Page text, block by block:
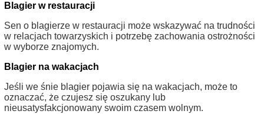
Blagier w restauracji
Sen o blagierze w restauracji może wskazywać na trudności
w relacjach towarzyskich i potrzebę zachowania ostrożności
w wyborze znajomych.
Blagier na wakacjach
Jeśli we śnie blagier pojawia się na wakacjach, może to
oznaczać, że czujesz się oszukany lub
nieusatysfakcjonowany swoim czasem wolnym.